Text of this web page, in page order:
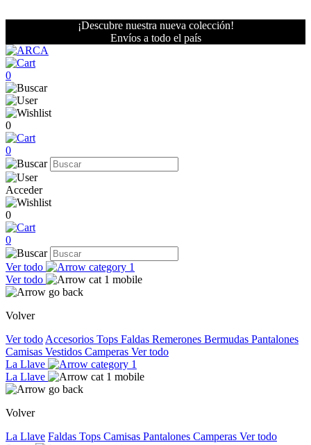
¡Descubre nuestra nueva colección!
Envíos a todo el país
0
0
0
Acceder
0
0
Ver todo
Ver todo
Volver
Ver todo Accesorios Tops Faldas Remerones Bermudas Pantalones
Camisas Vestidos Camperas Ver todo
La Llave
La Llave
Volver
La Llave Faldas Tops Camisas Pantalones Camperas Ver todo